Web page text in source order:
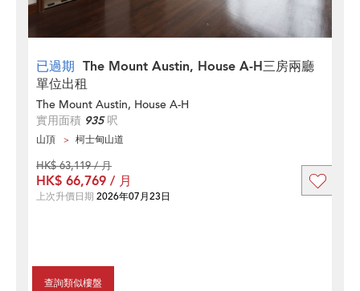
已過期 The Mount Austin, House A-H三房兩廳
單位出租
The Mount Austin, House A-H
實用面積 935呎
山頂 柯士甸山道
查詢類似樓盤
HK$ 63,119 / 月
HK$ 66,769 / 月
上次升價日期 2026年07月23日